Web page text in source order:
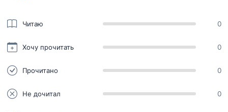
Читаю 0
Хочу прочитать 0
Прочитано 0
Не дочитал 0